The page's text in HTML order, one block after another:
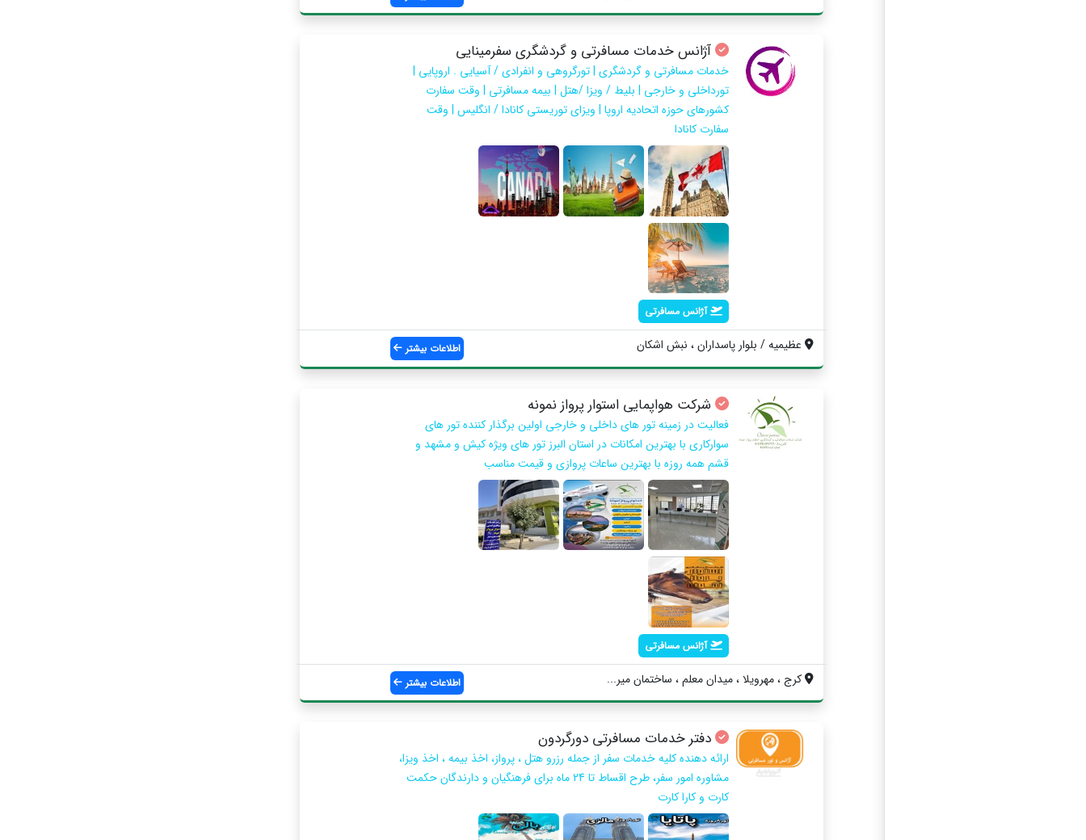
آژانس خدمات مسافرتی و گردشگری سفرمینایی
خدمات مسافرتی و گردشگری | تورگروهی و انفرادی / آسیایی . اروپایی |
تورداخلی و خارجی | بلیط / ویزا /هتل | بیمه مسافرتی | وقت سفارت
کشورهای حوزه اتحادیه اروپا | ویزای توریستی کانادا / انگلیس | وقت
سفارت کانادا
آژانس مسافرتی
عظیمیه / بلوار پاسداران ، نبش اشکان اطلاعات بیشتر
شرکت هواپمایی استوار پرواز نمونه
فعالیت در زمینه تور های داخلی و خارجی اولین برگذار کننده تور های
سوارکاری با بهترین امکانات در استان البرز تور های ویژه کیش و مشهد و
قشم همه روزه با بهترین ساعات پروازی و قیمت مناسب
آژانس مسافرتی
کرج ، مهرویلا ، میدان معلم ، ساختمان میر... اطلاعات بیشتر
دفتر خدمات مسافرتی دورگردون
ارائه دهنده کلیه خدمات سفر از جمله رزرو هتل ، پرواز، اخذ بیمه ، اخذ ویزا،
مشاوره امور سفر، طرح اقساط تا 24 ماه برای فرهنگیان و دارندگان حکمت
کارت و کارا کارت